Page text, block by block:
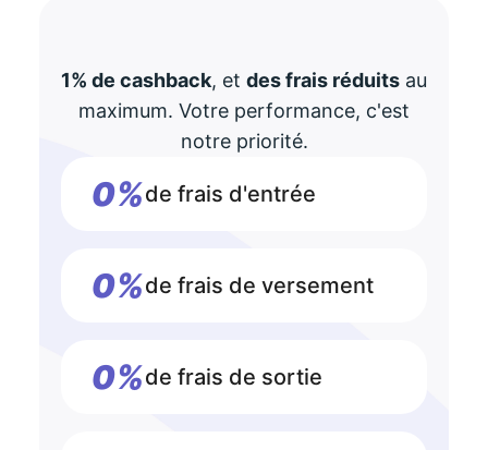
1% de cashback, et des frais réduits au
maximum. Votre performance, c'est
notre priorité.
0%de frais d'entrée
0%de frais de versement
0%de frais de sortie